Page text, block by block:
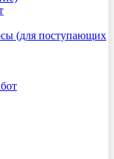
(для поступающих